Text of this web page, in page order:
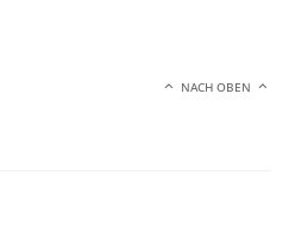
NACH OBEN